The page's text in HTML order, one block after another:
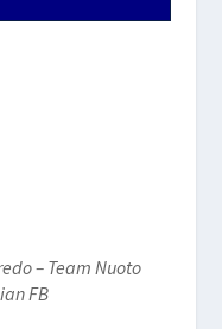
– Team Nuoto
FB